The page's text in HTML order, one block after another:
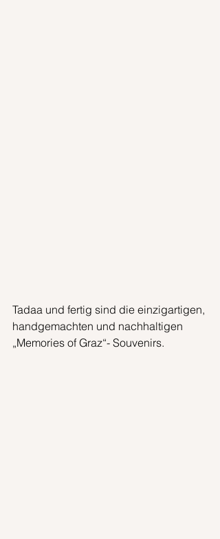
Tadaa und fertig sind die einzigartigen,
handgemachten und nachhaltigen
„Memories of Graz“- Souvenirs.